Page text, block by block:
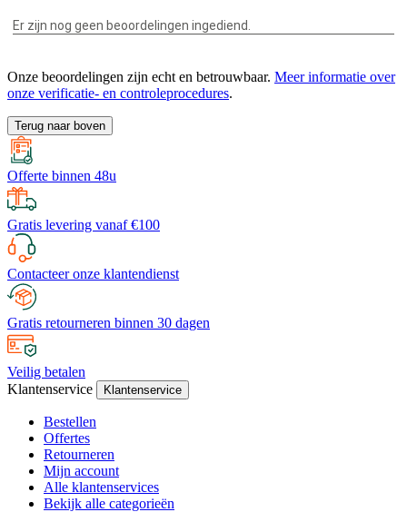
Onze beoordelingen zijn echt en betrouwbaar. Meer informatie over
onze verificatie- en controleprocedures.
Terug naar boven
Offerte binnen 48u
Gratis levering vanaf €100
Contacteer onze klantendienst
Gratis retourneren binnen 30 dagen
Veilig betalen
Klantenservice
Klantenservice
Bestellen
Offertes
Retourneren
Mijn account
Alle klantenservices
Bekijk alle categorieën